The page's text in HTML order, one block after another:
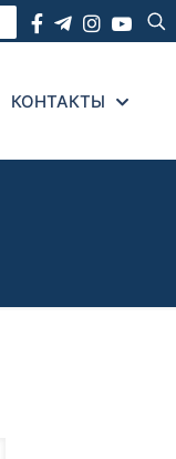
КОНТАКТЫ